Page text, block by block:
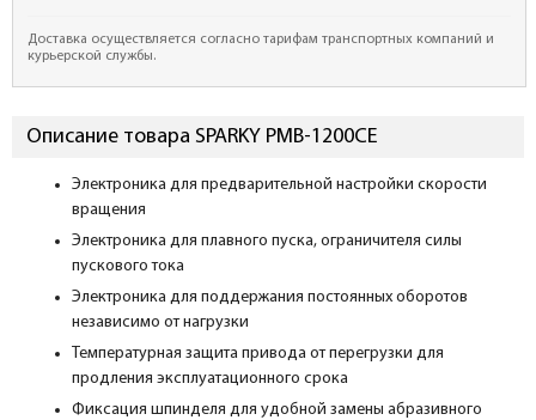
Доставка осуществляется согласно тарифам транспортных компаний и
курьерской службы.
Описание товара SPARKY PMB-1200CЕ
Электроника для предварительной настройки скорости
вращения
Электроника для плавного пуска, ограничителя силы
пускового тока
Электроника для поддержания постоянных оборотов
независимо от нагрузки
Температурная защита привода от перегрузки для
продления эксплуатационного срока
Фиксация шпинделя для удобной замены абразивного